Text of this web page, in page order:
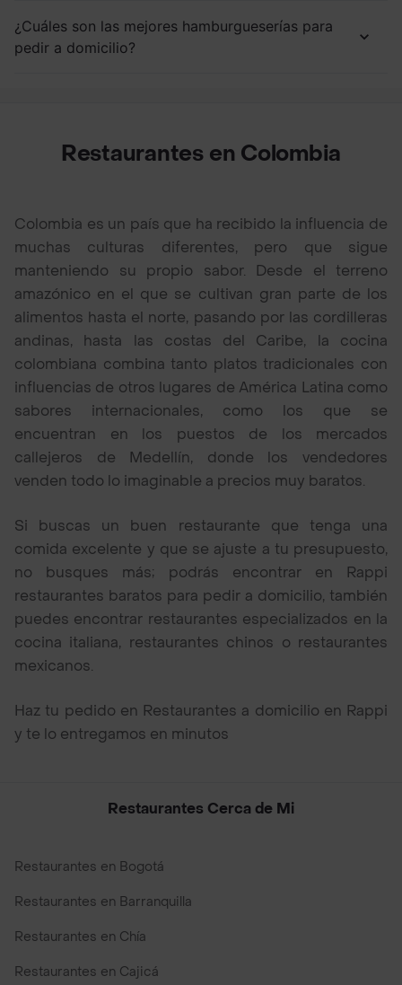
¿Cuáles son las mejores hamburgueserías para
pedir a domicilio?
Restaurantes en Colombia
Colombia es un país que ha recibido la influencia de
muchas culturas diferentes, pero que sigue
manteniendo su propio sabor. Desde el terreno
amazónico en el que se cultivan gran parte de los
alimentos hasta el norte, pasando por las cordilleras
andinas, hasta las costas del Caribe, la cocina
colombiana combina tanto platos tradicionales con
influencias de otros lugares de América Latina como
sabores internacionales, como los que se
encuentran en los puestos de los mercados
callejeros de Medellín, donde los vendedores
venden todo lo imaginable a precios muy baratos.
Si buscas un buen restaurante que tenga una
comida excelente y que se ajuste a tu presupuesto,
no busques más; podrás encontrar en Rappi
restaurantes baratos para pedir a domicilio, también
puedes encontrar restaurantes especializados en la
cocina italiana, restaurantes chinos o restaurantes
mexicanos.
Haz tu pedido en Restaurantes a domicilio en Rappi
y te lo entregamos en minutos
Restaurantes Cerca de Mi
Restaurantes en Bogotá
Restaurantes en Barranquilla
Restaurantes en Chía
Restaurantes en Cajicá